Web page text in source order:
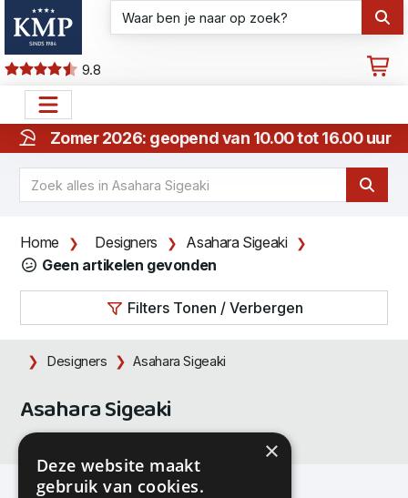
9.8
Zomer 2026: geopend van 10.00 tot 16.00 uur
Home Designers
Asahara Sigeaki
Geen artikelen gevonden
Filters Tonen / Verbergen
Designers Asahara Sigeaki
Asahara Sigeaki
×
Deze website maakt
gebruik van cookies.